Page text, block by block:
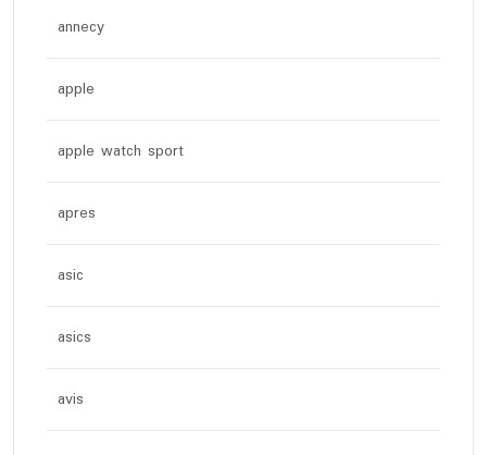
annecy
apple
apple watch sport
apres
asic
asics
avis